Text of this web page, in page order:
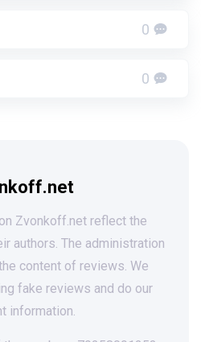
0
0
Zvonkoff.net reflect the
authors. The administration
content of reviews. We
fake reviews and do our
information.